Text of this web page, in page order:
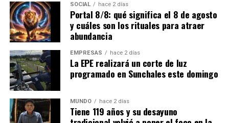
etapas más exitosas de su carrera deportiva. Durante el
ciclo encabezado porLionel Scaloni, fue una pieza clave
de la defensa y conquistó importantes títulos
Entre sus principales logros con la Selección Argentina se
destacan:
Copa América.
SOCIAL hace 2 días
Portal 8/8: qué significa el 8 de agosto
y cuáles son los rituales para atraer
abundancia
EMPRESAS hace 2 días
La EPE realizará un corte de luz
programado en Sunchales este domingo
MUNDO hace 2 días
Tiene 119 años y su desayuno